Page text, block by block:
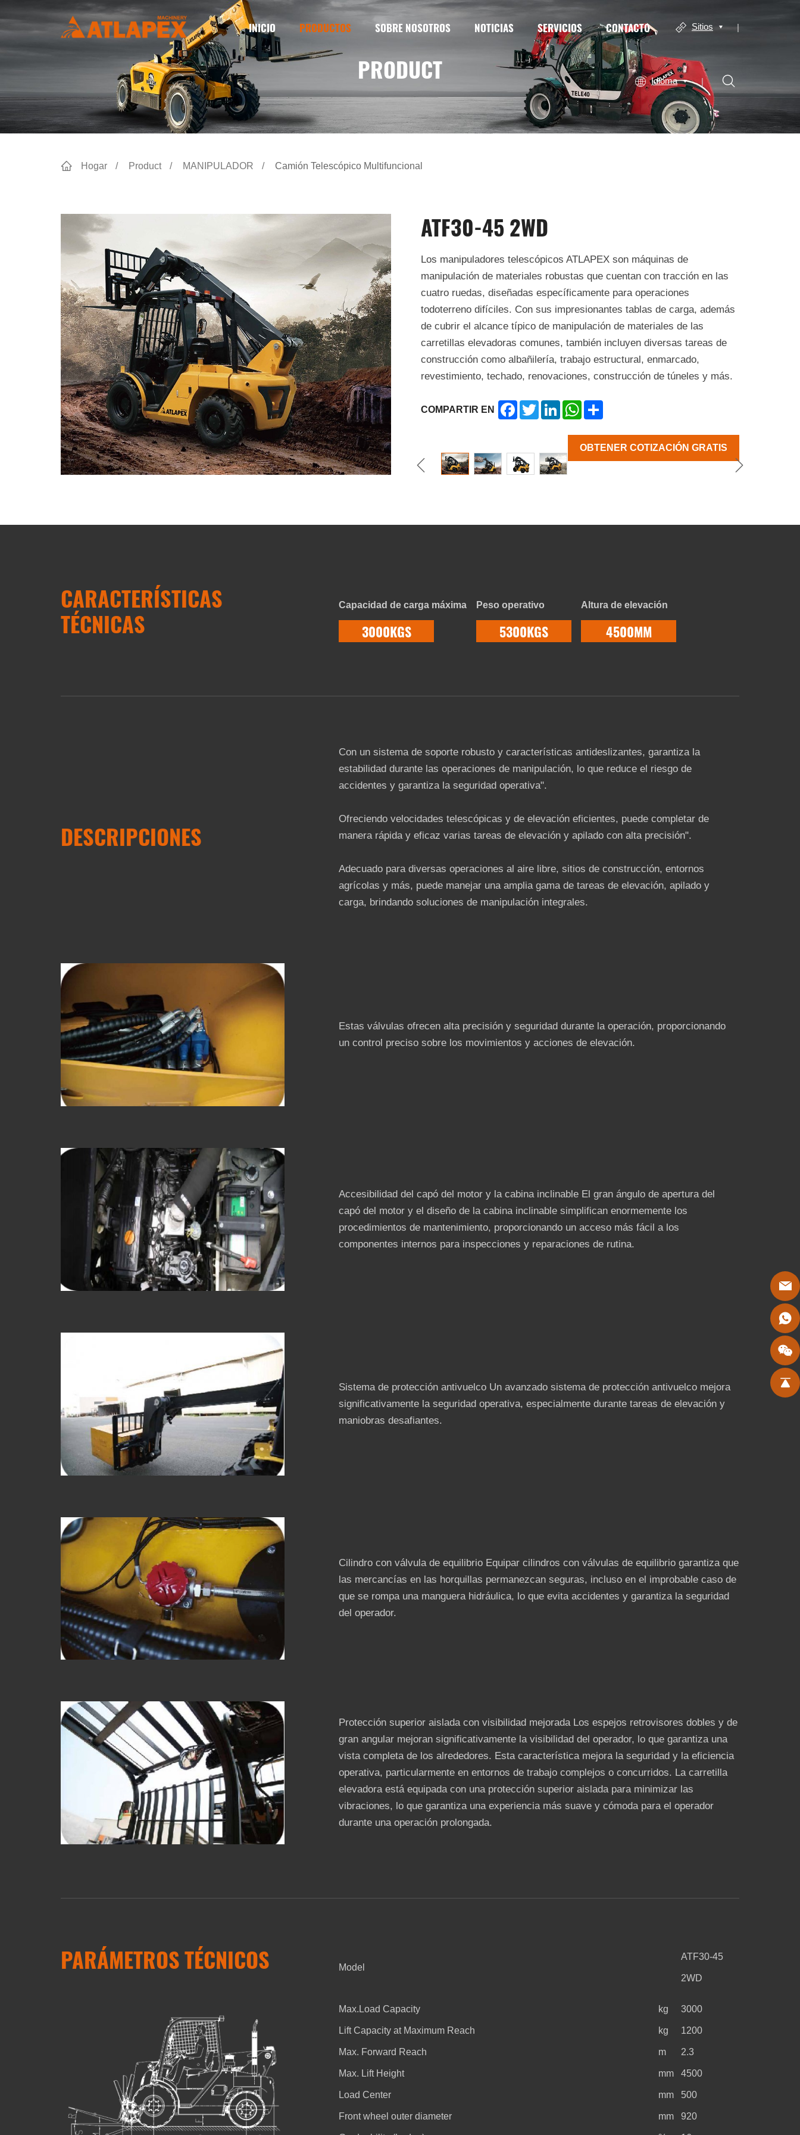
INICIO PRODUCTOS SOBRE NOSOTROS NOTICIAS SERVICIOS CONTACTO Sitios
Idioma
PRODUCT
Hogar Product MANIPULADOR Camión Telescópico Multifuncional
ATF30-45 2WD
Los manipuladores telescópicos ATLAPEX son máquinas de
manipulación de materiales robustas que cuentan con tracción en las
cuatro ruedas, diseñadas específicamente para operaciones
todoterreno difíciles. Con sus impresionantes tablas de carga, además
de cubrir el alcance típico de manipulación de materiales de las
carretillas elevadoras comunes, también incluyen diversas tareas de
construcción como albañilería, trabajo estructural, enmarcado,
revestimiento, techado, renovaciones, construcción de túneles y más.
COMPARTIR EN FacebookTwitterLinkedInWhatsApp
OBTENER COTIZACIÓN GRATIS
CARACTERÍSTICAS
TÉCNICAS Capacidad de carga máxima
3000KGS
Peso operativo
5300KGS
Altura de elevación
4500MM
DESCRIPCIONES
Con un sistema de soporte robusto y características antideslizantes, garantiza la
estabilidad durante las operaciones de manipulación, lo que reduce el riesgo de
accidentes y garantiza la seguridad operativa".
Ofreciendo velocidades telescópicas y de elevación eficientes, puede completar de
manera rápida y eficaz varias tareas de elevación y apilado con alta precisión".
Adecuado para diversas operaciones al aire libre, sitios de construcción, entornos
agrícolas y más, puede manejar una amplia gama de tareas de elevación, apilado y
carga, brindando soluciones de manipulación integrales.
Estas válvulas ofrecen alta precisión y seguridad durante la operación, proporcionando
un control preciso sobre los movimientos y acciones de elevación.
Accesibilidad del capó del motor y la cabina inclinable El gran ángulo de apertura del
capó del motor y el diseño de la cabina inclinable simplifican enormemente los
procedimientos de mantenimiento, proporcionando un acceso más fácil a los
componentes internos para inspecciones y reparaciones de rutina.
Sistema de protección antivuelco Un avanzado sistema de protección antivuelco mejora
significativamente la seguridad operativa, especialmente durante tareas de elevación y
maniobras desafiantes.
Cilindro con válvula de equilibrio Equipar cilindros con válvulas de equilibrio garantiza que
las mercancías en las horquillas permanezcan seguras, incluso en el improbable caso de
que se rompa una manguera hidráulica, lo que evita accidentes y garantiza la seguridad
del operador.
Protección superior aislada con visibilidad mejorada Los espejos retrovisores dobles y de
gran angular mejoran significativamente la visibilidad del operador, lo que garantiza una
vista completa de los alrededores. Esta característica mejora la seguridad y la eficiencia
operativa, particularmente en entornos de trabajo complejos o concurridos. La carretilla
elevadora está equipada con una protección superior aislada para minimizar las
vibraciones, lo que garantiza una experiencia más suave y cómoda para el operador
durante una operación prolongada.
PARÁMETROS TÉCNICOS Model
ATF30-45
2WD
Max.Load Capacity kg 3000
Lift Capacity at Maximum Reach kg 1200
Max. Forward Reach m 2.3
Max. Lift Height mm 4500
Load Center mm 500
Front wheel outer diameter mm 920